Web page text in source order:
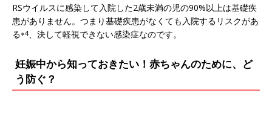
RSウイルスに感染して入院した2歳未満の児の90%以上は基礎疾
患がありません。つまり基礎疾患がなくても入院するリスクがあ
る※4、決して軽視できない感染症なのです。
妊娠中から知っておきたい！赤ちゃんのために、ど
う防ぐ？